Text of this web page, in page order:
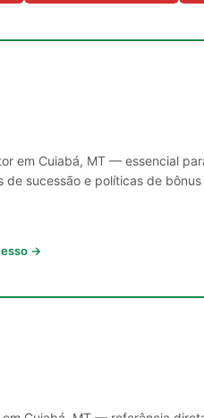
em Cuiabá, MT — essencial
sucessão e políticas de
→